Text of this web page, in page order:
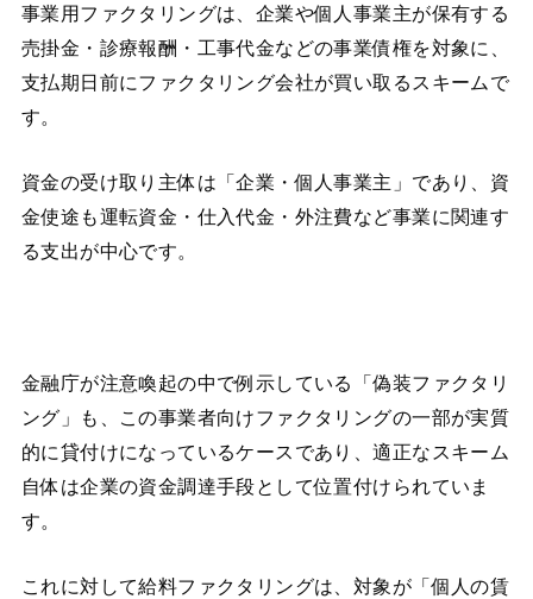
事業用ファクタリングは、企業や個人事業主が保有する
売掛金・診療報酬・工事代金などの事業債権を対象に、
支払期日前にファクタリング会社が買い取るスキームで
す。
資金の受け取り主体は「企業・個人事業主」であり、資
金使途も運転資金・仕入代金・外注費など事業に関連す
る支出が中心です。
金融庁が注意喚起の中で例示している「偽装ファクタリ
ング」も、この事業者向けファクタリングの一部が実質
的に貸付けになっているケースであり、適正なスキーム
自体は企業の資金調達手段として位置付けられていま
す。
これに対して給料ファクタリングは、対象が「個人の賃